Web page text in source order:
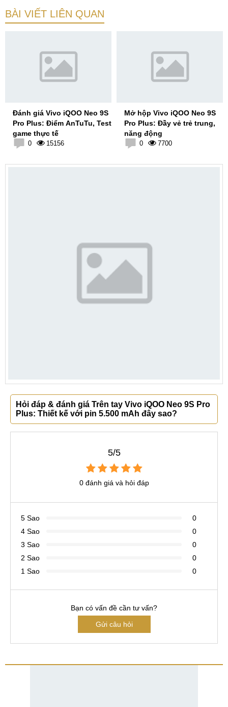
BÀI VIẾT LIÊN QUAN
Đánh giá Vivo iQOO Neo 9S
Pro Plus: Điểm AnTuTu, Test
game thực tế
0 15156
Mở hộp Vivo iQOO Neo 9S
Pro Plus: Đầy vẻ trẻ trung,
năng động
0 7700
Hỏi đáp & đánh giá Trên tay Vivo iQOO Neo 9S Pro
Plus: Thiết kế với pin 5.500 mAh đây sao?
5/5
0 đánh giá và hỏi đáp
5 Sao
0
4 Sao
0
3 Sao
0
2 Sao
0
1 Sao
0
Bạn có vấn đề cần tư vấn?
Gửi câu hỏi